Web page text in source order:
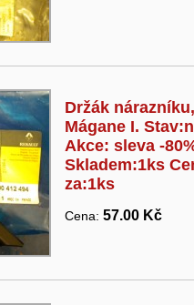
Držák nárazníku,
Mágane I.
Akce: sleva -
Skladem:1ks
za:1ks
Cena: 57.00 Kč